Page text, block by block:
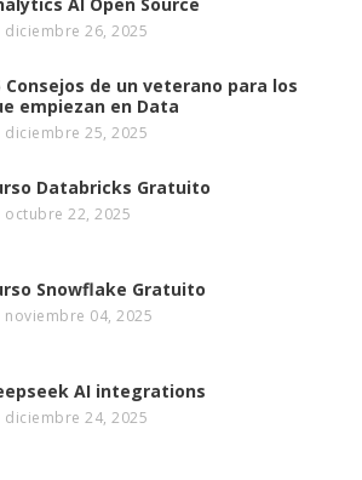
AI Open Source
diciembre 26, 2025
Consejos de un veterano para los
empiezan en Data
diciembre 25, 2025
Databricks Gratuito
octubre 22, 2025
Snowflake Gratuito
noviembre 04, 2025
AI integrations
diciembre 24, 2025